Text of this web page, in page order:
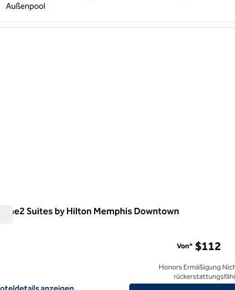
Außenpool
12
Home2 Suites by Hilton Memphis Downtown
für Home2 Suites by Hilton Memphis Downtown
Von* $112
Honors Ermäßigung